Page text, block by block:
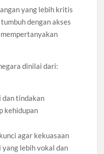
yang lebih kritis
dengan akses
dinilai dari:
dan tindakan
kehidupan
agar kekuasaan
lebih vokal dan